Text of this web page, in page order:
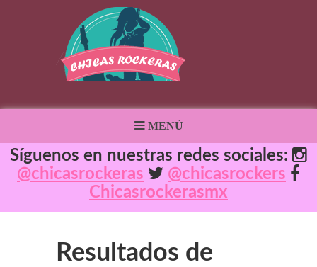
MENÚ
Síguenos en nuestras redes sociales:
@chicasrockeras
@chicasrockers
Chicasrockerasmx
Resultados de